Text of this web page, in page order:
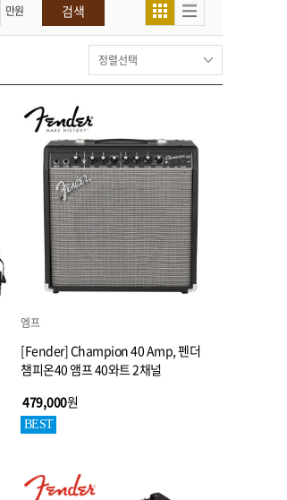
만원 검색
엠프
[Fender] Champion 40 Amp, 펜더
챔피온40 앰프 40와트 2채널
479,000원
BEST